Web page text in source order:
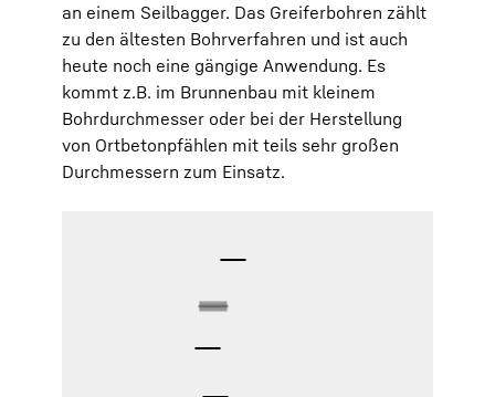
an einem Seilbagger. Das Greiferbohren zählt
zu den ältesten Bohrverfahren und ist auch
heute noch eine gängige Anwendung. Es
kommt z.B. im Brunnenbau mit kleinem
Bohrdurchmesser oder bei der Herstellung
von Ortbetonpfählen mit teils sehr großen
Durchmessern zum Einsatz.